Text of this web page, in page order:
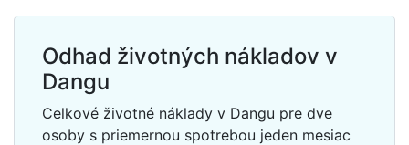
Odhad životných nákladov v
Dangu
Celkové životné náklady v Dangu pre dve
osoby s priemernou spotrebou jeden mesiac